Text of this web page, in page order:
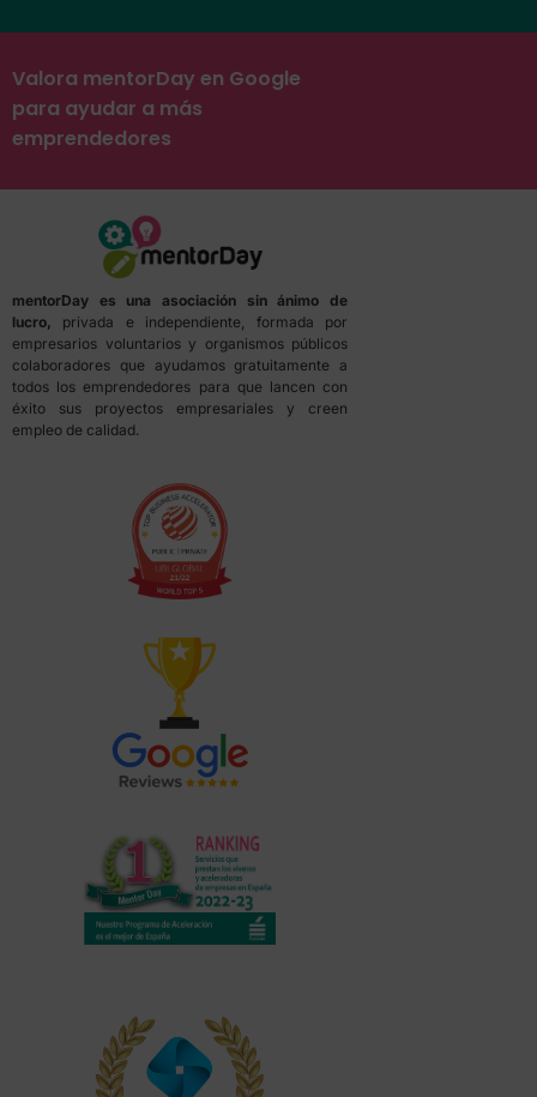
Valora mentorDay en Google
para ayudar a más
emprendedores
mentorDay es una asociación sin ánimo de
lucro, privada e independiente, formada por
empresarios voluntarios y organismos públicos
colaboradores que ayudamos gratuitamente a
todos los emprendedores para que lancen con
éxito sus proyectos empresariales y creen
empleo de calidad.